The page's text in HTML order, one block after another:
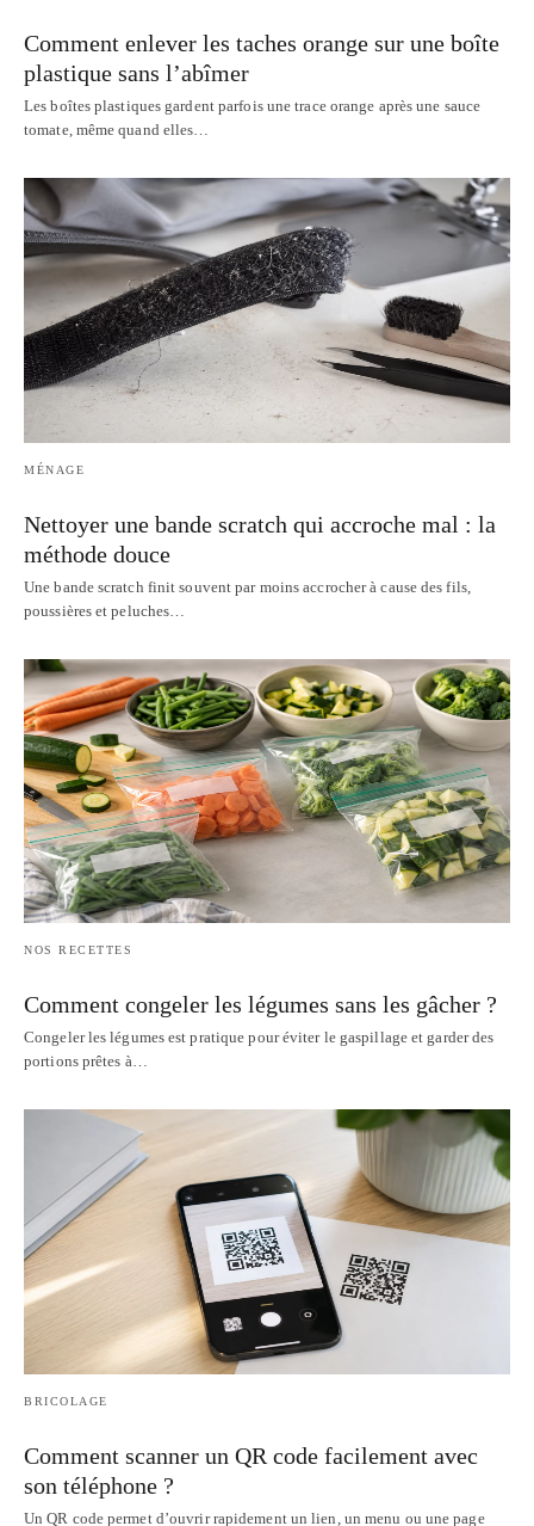
Comment enlever les taches orange sur une boîte
plastique sans l’abîmer
Les boîtes plastiques gardent parfois une trace orange après une sauce
tomate, même quand elles…
MÉNAGE
Nettoyer une bande scratch qui accroche mal : la
méthode douce
Une bande scratch finit souvent par moins accrocher à cause des fils,
poussières et peluches…
NOS RECETTES
Comment congeler les légumes sans les gâcher ?
Congeler les légumes est pratique pour éviter le gaspillage et garder des
portions prêtes à…
BRICOLAGE
Comment scanner un QR code facilement avec
son téléphone ?
Un QR code permet d’ouvrir rapidement un lien, un menu ou une page